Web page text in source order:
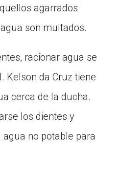
agarrados
son multados.
racionar agua se
Kelson da Cruz tiene
cerca de la ducha.
los dientes y
no potable para